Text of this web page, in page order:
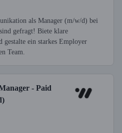
als Manager (m/w/d) bei
gefragt! Biete klare
gestalte ein starkes Employer
Team.
- Paid